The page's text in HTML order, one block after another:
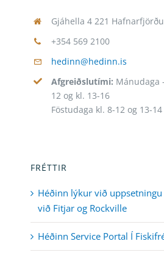
Gjáhella 4 221
+354 569 2100
hedinn@hedinn.is
Afgreiðslutími: Mánudaga
12 og kl. 13-16
Föstudaga kl. 8-12 og 13-14
FRÉTTIR
Héðinn lýkur við
við Fitjar og Rockville
Héðinn Service Portal Í